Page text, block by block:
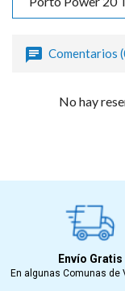
Comentarios
No hay
Envío Gratis
En algunas Comunas de